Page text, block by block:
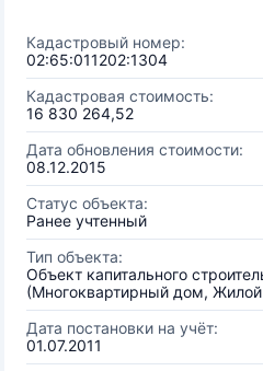
Кадастровый номер:
02:65:011202:1304
Кадастровая стоимость:
16 830 264,52
Дата обновления стоимости:
08.12.2015
Статус объекта:
Ранее учтенный
Тип объекта:
Объект капитального
(Многоквартирный дом,
Дата постановки на учёт:
01.07.2011